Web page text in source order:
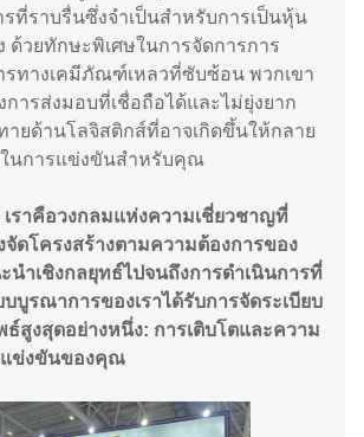
รที่ราบรื่นซึ่งจำเป็นสำหรับการเป็นหุ้น
ด้วยทักษะพิเศษในการจัดการการ
รทางเคมีภัณฑ์เหลวที่ซับซ้อน พวกเขา
ารส่งมอบที่เชื่อถือได้และไม่ยุ่งยาก
ายด้านโลจิสติกส์ที่อาจเกิดขึ้นให้กลาย
ในการแข่งขันสำหรับคุณ
ราคือวงกลมแห่งความเชี่ยวชาญที่
ดโครงสร้างตามความต้องการของ
ำเชิงกลยุทธ์ไปจนถึงการดำเนินการที่
บูรณาการของเราได้รับการจัดระเบียบ
ธ์สูงสุดอย่างหนึ่ง: การเติบโตและความ
แข่งขันของคุณ